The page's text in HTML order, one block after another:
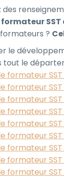
des
SST
?
le
tout le
formateur SST
formateur
formateur
formateur
formateur SST
formateur
formateur
formateur SST
formateur